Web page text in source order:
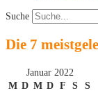
Suche
Die 7
Januar 2022
M D M D F S
S